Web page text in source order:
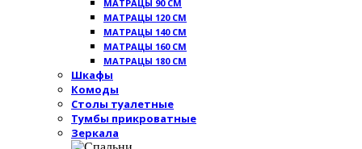
МАТРАЦЫ 90 СМ
МАТРАЦЫ 120 СМ
МАТРАЦЫ 140 СМ
МАТРАЦЫ 160 СМ
МАТРАЦЫ 180 СМ
Шкафы
Комоды
Столы туалетные
Тумбы прикроватные
Зеркала